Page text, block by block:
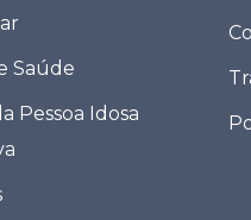
Saúde
Pessoa Idosa